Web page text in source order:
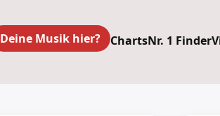
Deine Musik hier? ChartsNr. 1 Finder